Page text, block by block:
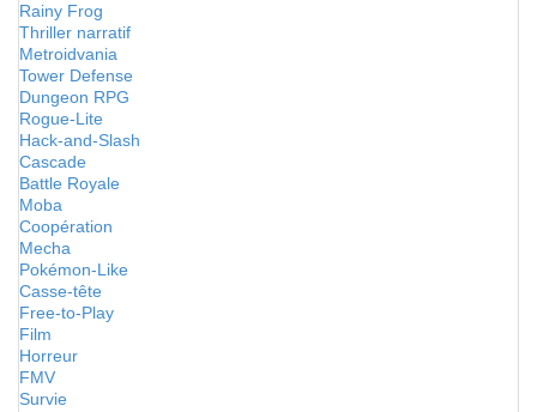
Rainy Frog
Thriller narratif
Metroidvania
Tower Defense
Dungeon RPG
Rogue-Lite
Hack-and-Slash
Cascade
Battle Royale
Moba
Coopération
Mecha
Pokémon-Like
Casse-tête
Free-to-Play
Film
Horreur
FMV
Survie